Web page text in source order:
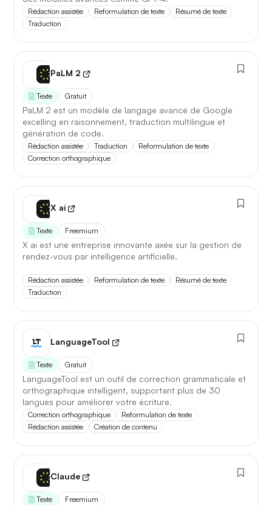
courtes.
Comparatif avec la version
précédente
Opus 4.6 Opus 4.8
Note globale 88,1 / 100→ 90,3 / 100
+2,2
Latence 1re réponse
Contexte maximal ×2,5
Lire l'article complet
[TEST] Midjourney V8 : ce qui change
5 juillet 2026
Rédaction assistée Reformulation de texte
Résumé de texte
Traduction
PaLM 2
Texte Gratuit
PaLM 2 est un modèle de langage avancé de Google
excelling en raisonnement, traduction multilingue et
génération de code.
Rédaction assistée Traduction
Reformulation de texte
Correction orthographique
X ai
Texte Freemium
X ai est une entreprise innovante axée sur la gestion de
rendez-vous par intelligence artificielle.
Rédaction assistée Reformulation de texte
Résumé de texte
Traduction
LanguageTool
Texte Gratuit
LanguageTool est un outil de correction grammaticale et
orthographique intelligent, supportant plus de 30
langues pour améliorer votre écriture.
Correction orthographique
Reformulation de texte
Rédaction assistée
Création de contenu
Claude
Texte Freemium